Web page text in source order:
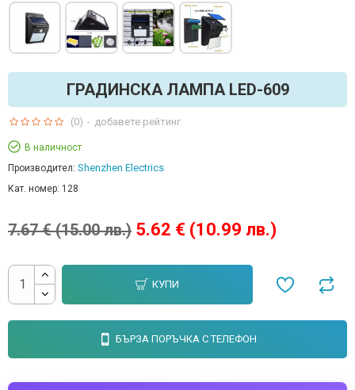
ГРАДИНСКА ЛАМПА LED-609
В наличност
Производител: Shenzhen Electrics
Кат. номер: 128
(0) - добавете рейтинг
5.62 € (10.99 лв.)
7.67 € (15.00 лв.)
КУПИ
БЪРЗА ПОРЪЧКА С ТЕЛЕФОН